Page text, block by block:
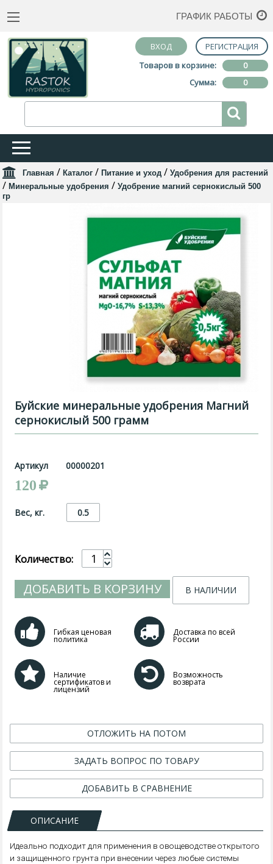
ГРАФИК РАБОТЫ
ВХОД
РЕГИСТРАЦИЯ
Товаров в корзине:
0
Сумма:
0
Главная / Каталог / Питание и уход / Удобрения для растений
/ Минеральные удобрения / Удобрение магний сернокислый 500
гр
Буйские минеральные удобрения Магний
сернокислый 500 грамм
Артикул 00000201
120
Вес, кг. 0.5
Количество:
ДОБАВИТЬ В КОРЗИНУ В НАЛИЧИИ
Гибкая ценовая
политика
Доставка по всей
России
Наличие
сертификатов и
лицензий
Возможность
возврата
ОТЛОЖИТЬ НА ПОТОМ
ЗАДАТЬ ВОПРОС ПО ТОВАРУ
ДОБАВИТЬ В СРАВНЕНИЕ
ОПИСАНИЕ
Идеально подходит для применения в овощеводстве открытого
и защищенного грунта при внесении через любые системы